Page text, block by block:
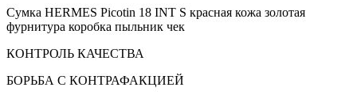
Сумка HERMES Picotin 18 INT S красная кожа золотая
фурнитура коробка пыльник чек
КОНТРОЛЬ КАЧЕСТВА
БОРЬБА С КОНТРАФАКЦИЕЙ